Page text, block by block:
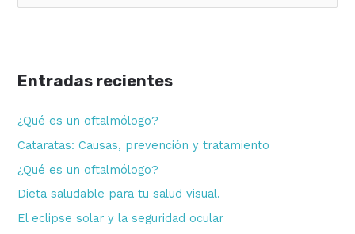
a
p
o
r
:
Entradas recientes
¿Qué es un oftalmólogo?
Cataratas: Causas, prevención y tratamiento
¿Qué es un oftalmólogo?
Dieta saludable para tu salud visual.
El eclipse solar y la seguridad ocular